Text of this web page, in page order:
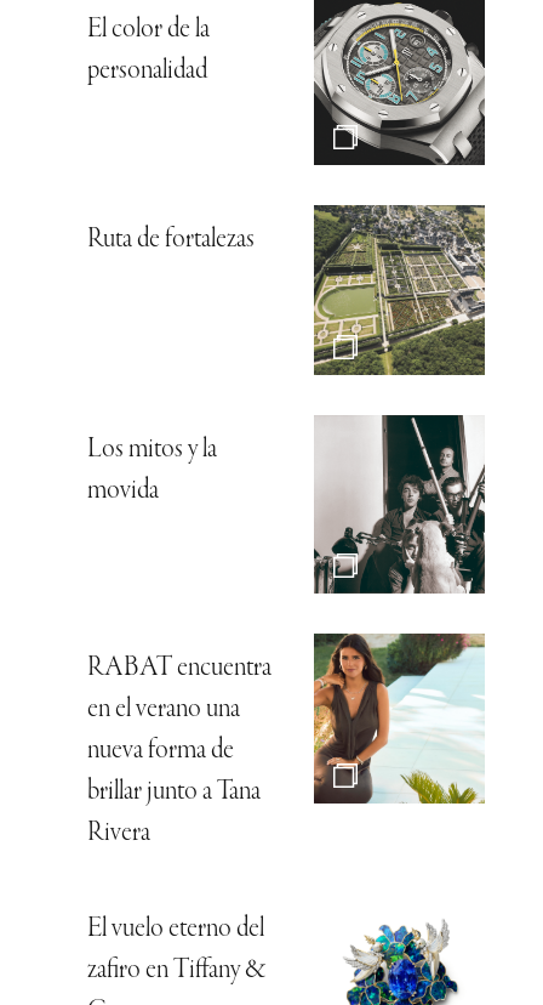
El color de la
personalidad
Ruta de fortalezas
Los mitos y la
movida
RABAT encuentra
en el verano una
nueva forma de
brillar junto a Tana
Rivera
El vuelo eterno del
zafiro en Tiffany &